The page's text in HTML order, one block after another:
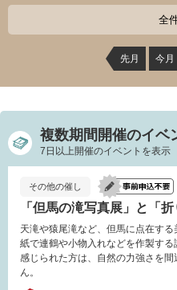
全
先月 今月
複数期間開催のイベ
7日以上開催のイベントを表示
その他の催し
「但馬の滝写真展」と「
天滝や猿尾滝など、但馬に点在す
紙で連鶴や小物入れなどを作製す
感じられた方は、自然の力強さを
ん。